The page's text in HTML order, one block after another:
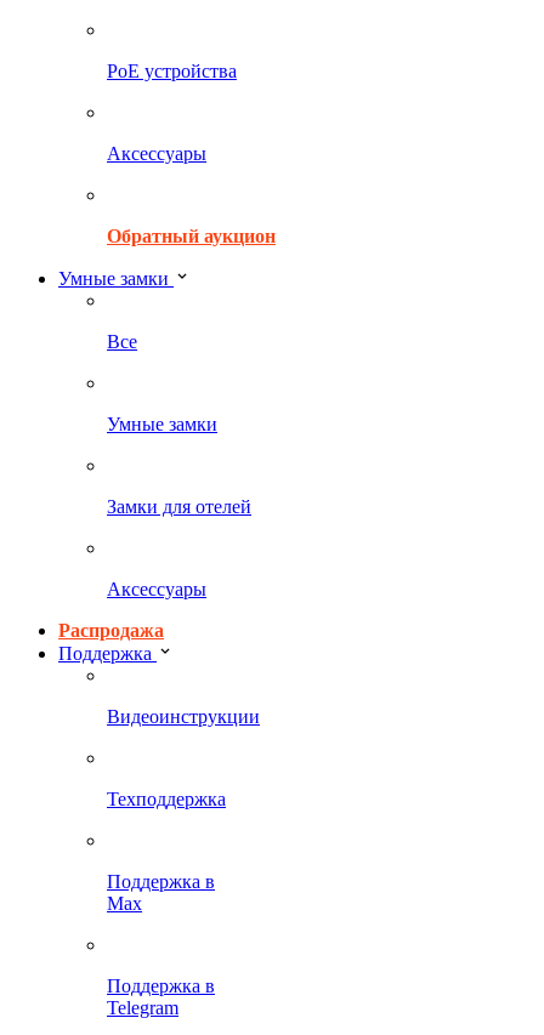
PoE устройства
Аксессуары
Обратный аукцион
Умные замки
Все
Умные замки
Замки для отелей
Аксессуары
Распродажа
Поддержка
Видеоинструкции
Техподдержка
Поддержка в
Max
Поддержка в
Telegram